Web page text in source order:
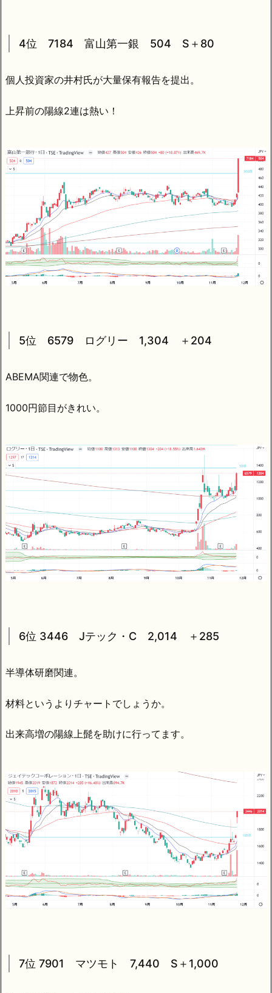
4位 7184 富山第一銀 504 S＋80
個人投資家の井村氏が大量保有報告を提出。
上昇前の陽線2連は熱い！
5位 6579 ログリー 1,304 ＋204
ABEMA関連で物色。
1000円節目がきれい。
6位 3446 Jテック・C 2,014 ＋285
半導体研磨関連。
材料というよりチャートでしょうか。
出来高増の陽線上髭を助けに行ってます。
7位 7901 マツモト 7,440 S＋1,000